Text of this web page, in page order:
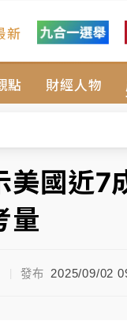
新
點 財經人物
北高灘地停車場
掠北海！今明防
濟遭詐10億完整始
｜
學！47歲法律學
美國近
量
| 發布 2025/09/02